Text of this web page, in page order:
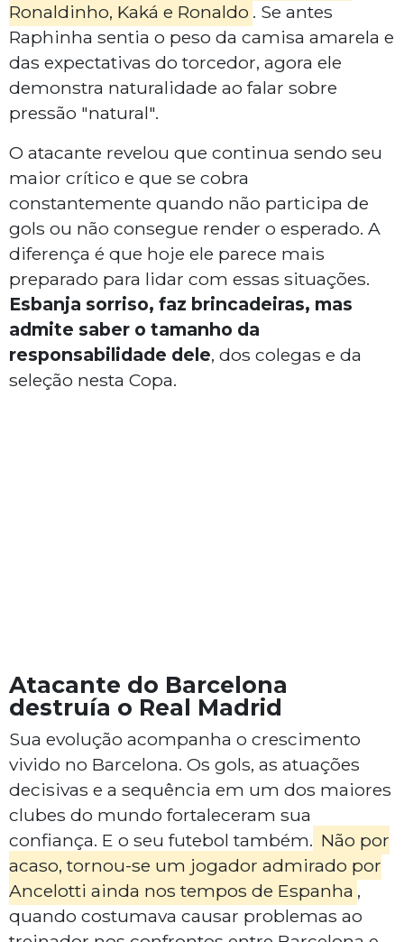
Ronaldinho, Kaká e Ronaldo . Se antes
Raphinha sentia o peso da camisa amarela e
das expectativas do torcedor, agora ele
demonstra naturalidade ao falar sobre
pressão "natural".
O atacante revelou que continua sendo seu
maior crítico e que se cobra
constantemente quando não participa de
gols ou não consegue render o esperado. A
diferença é que hoje ele parece mais
preparado para lidar com essas situações.
Esbanja sorriso, faz brincadeiras, mas
admite saber o tamanho da
responsabilidade dele, dos colegas e da
seleção nesta Copa.
Atacante do Barcelona
destruía o Real Madrid
Sua evolução acompanha o crescimento
vivido no Barcelona. Os gols, as atuações
decisivas e a sequência em um dos maiores
clubes do mundo fortaleceram sua
confiança. E o seu futebol também. Não por
acaso, tornou-se um jogador admirado por
Ancelotti ainda nos tempos de Espanha ,
quando costumava causar problemas ao